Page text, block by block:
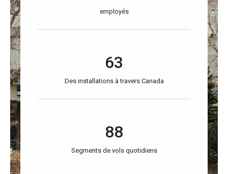
employés
63
Des installations à travers Canada
88
Segments de vols quotidiens